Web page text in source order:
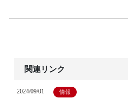
関連リンク
2024/09/01 情報